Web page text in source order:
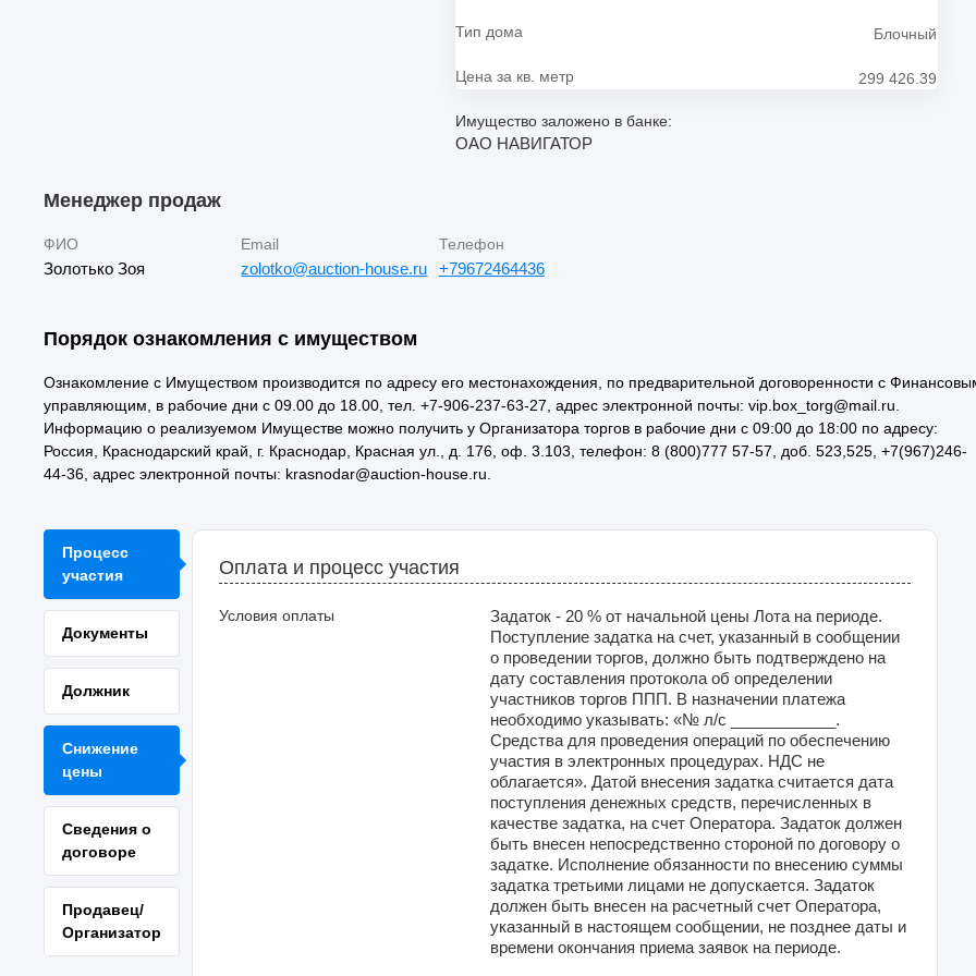
Тип дома Блочный
Цена за кв. метр 299 426.39
Имущество заложено в банке:
ОАО НАВИГАТОР
Менеджер продаж
ФИО
Золотько Зоя
Email
zolotko@auction-house.ru
Телефон
+79672464436
Порядок ознакомления с имуществом
Ознакомление с Имуществом производится по адресу его местонахождения, по предварительной договоренности с
управляющим, в рабочие дни с 09.00 до 18.00, тел. +7-906-237-63-27, адрес электронной почты: vip.box_torg@mail.ru.
Информацию о реализуемом Имуществе можно получить у Организатора торгов в рабочие дни с 09:00 до 18:00 по адресу:
Россия, Краснодарский край, г. Краснодар, Красная ул., д. 176, оф. 3.103, телефон: 8 (800)777 57-57, доб. 523,525, +7(967)246-
44-36, адрес электронной почты: krasnodar@auction-house.ru.
Процесс
участия
Документы
Должник
Снижение
цены
Сведения о
договоре
Продавец/
Организатор
Оплата и процесс участия
Условия оплаты
Задаток - 20 % от начальной цены Лота на периоде.
Поступление задатка на счет, указанный в сообщении
о проведении торгов, должно быть подтверждено на
дату составления протокола об определении
участников торгов ППП. В назначении платежа
необходимо указывать: «№ л/с ____________.
Средства для проведения операций по обеспечению
участия в электронных процедурах. НДС не
облагается». Датой внесения задатка считается дата
поступления денежных средств, перечисленных в
качестве задатка, на счет Оператора. Задаток должен
быть внесен непосредственно стороной по договору о
задатке. Исполнение обязанности по внесению суммы
задатка третьими лицами не допускается. Задаток
должен быть внесен на расчетный счет Оператора,
указанный в настоящем сообщении, не позднее даты и
времени окончания приема заявок на периоде.